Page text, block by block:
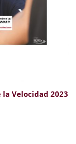
Velocidad 2023